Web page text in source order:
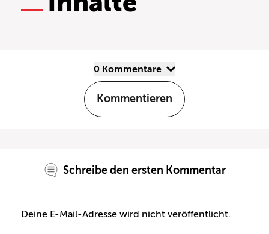
0 Kommentare
Kommentieren
Schreibe den ersten Kommentar
Deine E-Mail-Adresse wird nicht veröffentlicht.